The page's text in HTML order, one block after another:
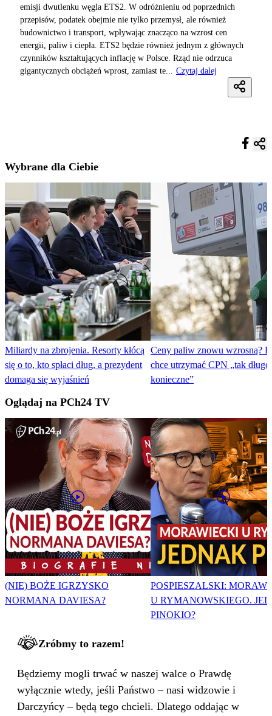
emisji dwutlenku węgla ETS2. W odróżnieniu od poprzednich
przepisów, podatek obejmie nie tylko przemysł, ale również
budownictwo i transport, wpływając znacząco na wzrost cen
energii, paliw i ciepła. ETS2 będzie również jednym z głównych
czynników kształtujących inflację w Polsce. Rząd nie odrzuca
gigantycznych obciążeń wprost, zamiast te... Czytaj dalej
Wybrane dla Ciebie
Miliardy na zbrojenia. Resorty kłócą
się o to, kto spłaci dług, a prezydent
domaga się wyjaśnień
Ceny paliw znowu wzrosną?
chce utrzymać CPN „tak
konieczne”
Oglądaj na PCh24 TV
(NIE) BOŻE IGRZYSKO
NORMANA DAVIESA?
POSPIESZALSKI:
U RYMANOWSKIEGO.
PINOKIO?
Zróbmy to razem!
Będziemy mogli trwać w naszej walce o Prawdę
wyłącznie wtedy, jeśli Państwo – nasi widzowie i
Darczyńcy – będą tego chcieli. Dlatego oddając w